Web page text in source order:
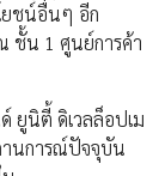
ยชน์อื่นๆ อีก
ชั้น 1 ศูนย์การค้า
ยูนิตี้ ดิเวลล็อปเม
านการณ์ปัจจุบัน